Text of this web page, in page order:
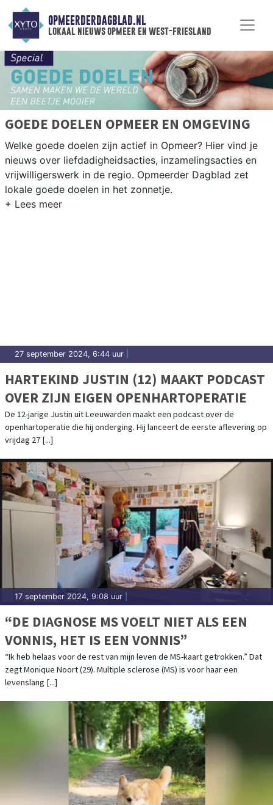
OPMEERDERDAGBLAD.NL
lokaal nieuws opmeer en west-friesland
GOEDE DOELEN OPMEER EN OMGEVING
Welke goede doelen zijn actief in Opmeer? Hier vind je
nieuws over liefdadigheidsacties, inzamelingsacties en
vrijwilligerswerk in de regio. Opmeerder Dagblad zet
lokale goede doelen in het zonnetje.
27 september 2024, 6:44 uur
HARTEKIND JUSTIN (12) MAAKT PODCAST
OVER ZIJN EIGEN OPENHARTOPERATIE
De 12-jarige Justin uit Leeuwarden maakt een podcast over de
openhartoperatie die hij onderging. Hij lanceert de eerste aflevering op
vrijdag 27 [...]
17 september 2024, 9:08 uur
“DE DIAGNOSE MS VOELT NIET ALS EEN
VONNIS, HET IS EEN VONNIS”
“Ik heb helaas voor de rest van mijn leven de MS-kaart getrokken.” Dat
zegt Monique Noort (29). Multiple sclerose (MS) is voor haar een
levenslang [...]